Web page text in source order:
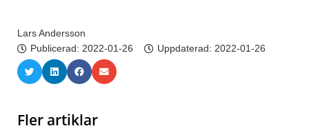
Lars Andersson
Publicerad: 2022-01-26 Uppdaterad: 2022-01-26
Fler artiklar